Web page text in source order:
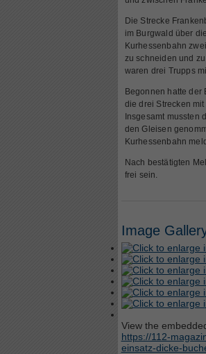
Die Strecke
im Burgwald über
Kurhessenbahn
zu schneiden und
waren drei Trupps
Begonnen hatte der
die drei Strecken
Insgesamt mussten
den Gleisen
Kurhessenbahn
Nach bestätigten
frei sein.
Image
View the
https://112-
einsatz-dicke-